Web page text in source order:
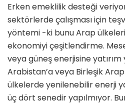
Erken emeklilik desteği
sektörlerde çalışması için
yönte­mi -ki bunu Arap
ekonomiyi çeşitlendirme.
veya güneş enerjisi­ne yatırım
Arabistan’a veya Birleşik
ülkelerde yenilenebilir enerji
üç dört senedir yapılmıyor.